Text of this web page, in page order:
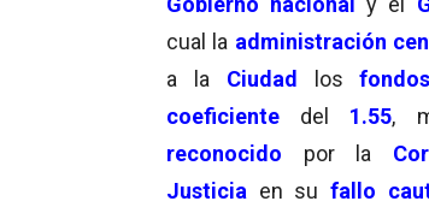
cual la administración
a la Ciudad los
coeficiente
del 1.55,
reconocido
por la
Justicia en su fallo